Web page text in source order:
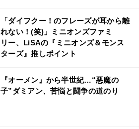
「ダイフクー！のフレーズが耳から離
れない！(笑)」ミニオンズファミ
リー、LiSAの『ミニオンズ＆モンス
ターズ』推しポイント
『オーメン』から半世紀…“悪魔の
子”ダミアン、苦悩と闘争の道のり